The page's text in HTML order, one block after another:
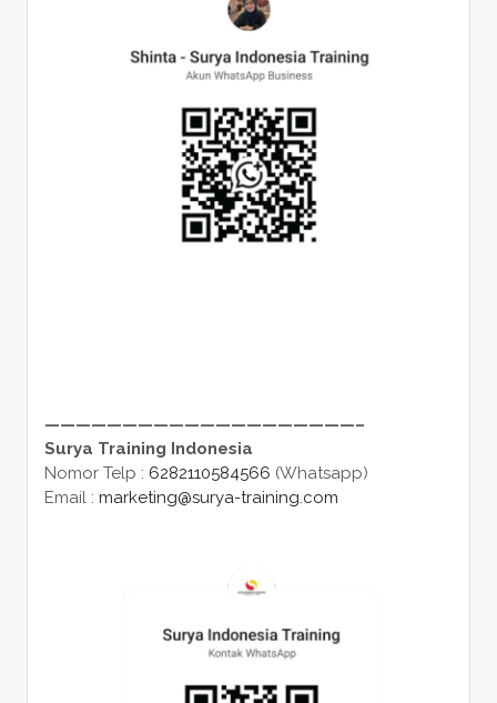
————————————————————–
Surya Training Indonesia
Nomor Telp : 6282110584566 (Whatsapp)
Email : marketing@surya-training.com